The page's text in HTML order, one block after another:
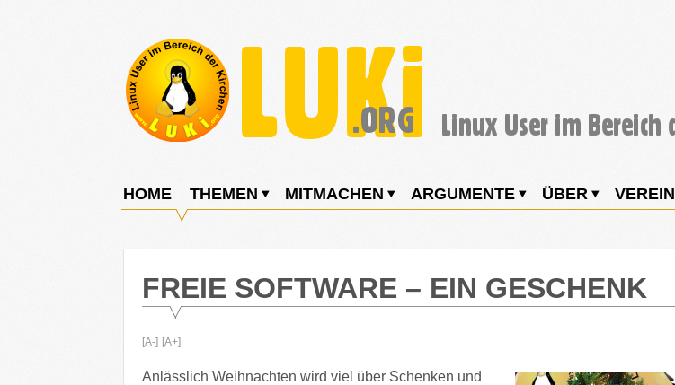
E.V.
User
Bereich
Kirchen
HOME THEMEN MITMACHEN ARGUMENTE ÜBER VEREIN
FREIE SOFTWARE – EIN GESCHENK
[A-] [A+]
Anlässlich Weihnachten wird viel über Schenken und